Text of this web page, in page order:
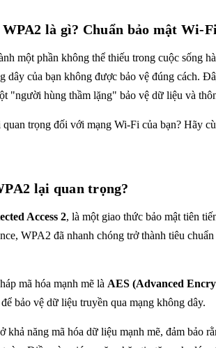
WPA2 là gì? Chuẩn bảo mật Wi-
một phần không thể thiếu trong cuộc sống
dây của bạn không được bảo vệ đúng cách.
"người hùng thầm lặng" bảo vệ dữ liệu và
trọng đối với mạng Wi-Fi của bạn? Hãy
lại quan trọng?
Access 2, là một giao thức bảo mật tiên
WPA2 đã nhanh chóng trở thành tiêu
mã hóa mạnh mẽ là AES (Advanced
để bảo vệ dữ liệu truyền qua mạng không dây.
khả năng mã hóa dữ liệu mạnh mẽ, đảm bảo